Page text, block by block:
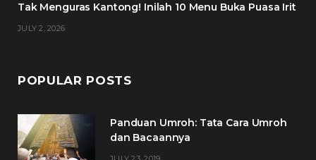
Tak Menguras Kantong! Inilah 10 Menu Buka Puasa Irit
JULY 2, 2026
POPULAR POSTS
Panduan Umroh: Tata Cara Umroh
dan Bacaannya